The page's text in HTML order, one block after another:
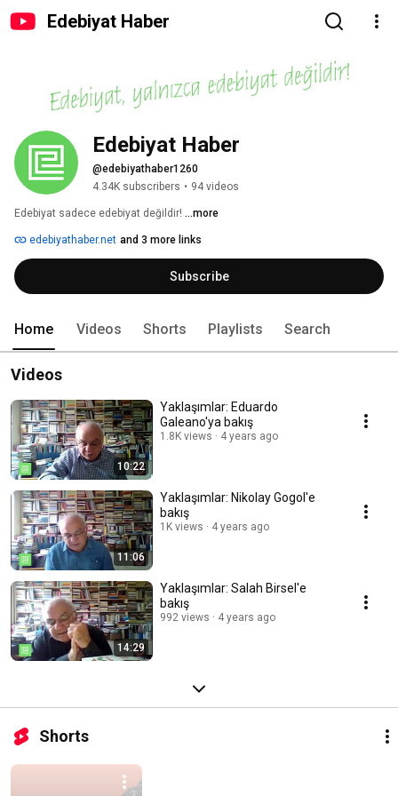
Edebiyat Haber
Edebiyat Haber
@edebiyathaber1260
4.34K subscribers • 94 videos
Edebiyat sadece edebiyat değildir! ...more
edebiyathaber.net and 3 more links
Subscribe
Home Videos Shorts Playlists Search
Videos
10:22
Yaklaşımlar: Eduardo
Galeano'ya bakış
1.8K views 4 years ago
11:06
Yaklaşımlar: Nikolay Gogol'e
bakış
1K views 4 years ago
14:29
Yaklaşımlar: Salah Birsel'e
bakış
992 views 4 years ago
Shorts